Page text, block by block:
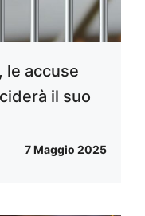
le accuse
il suo
7 Maggio 2025